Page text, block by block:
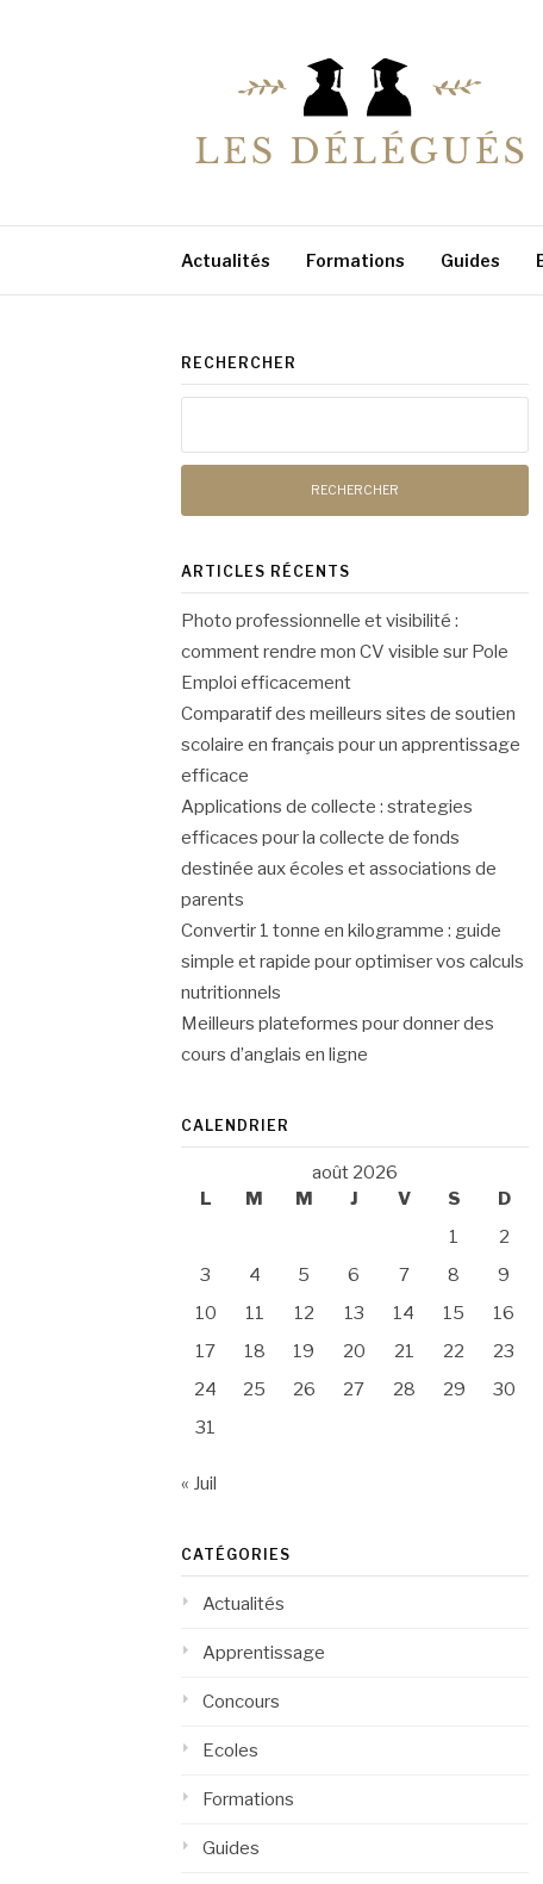
Actualités Formations Guides
RECHERCHER
ARTICLES RÉCENTS
Photo professionnelle et visibilité :
comment rendre mon CV visible sur Pole
Emploi efficacement
Comparatif des meilleurs sites de soutien
scolaire en français pour un apprentissage
efficace
Applications de collecte : strategies
efficaces pour la collecte de fonds
destinée aux écoles et associations de
parents
Convertir 1 tonne en kilogramme : guide
simple et rapide pour optimiser vos calculs
nutritionnels
Meilleurs plateformes pour donner des
cours d’anglais en ligne
CALENDRIER
août 2026
L
M M J V S
D
1
2
3
4 5 6 7 8
9
10
11 12 13 14 15
16
17
18 19 20 21 22
23
24
25 26 27 28 29
30
31
« Juil
CATÉGORIES
Actualités
Apprentissage
Concours
Ecoles
Formations
Guides